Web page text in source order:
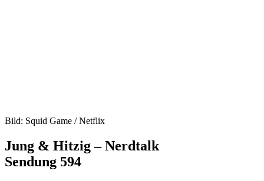
Bild: Squid Game / Netflix
Jung & Hitzig – Nerdtalk
Sendung 594